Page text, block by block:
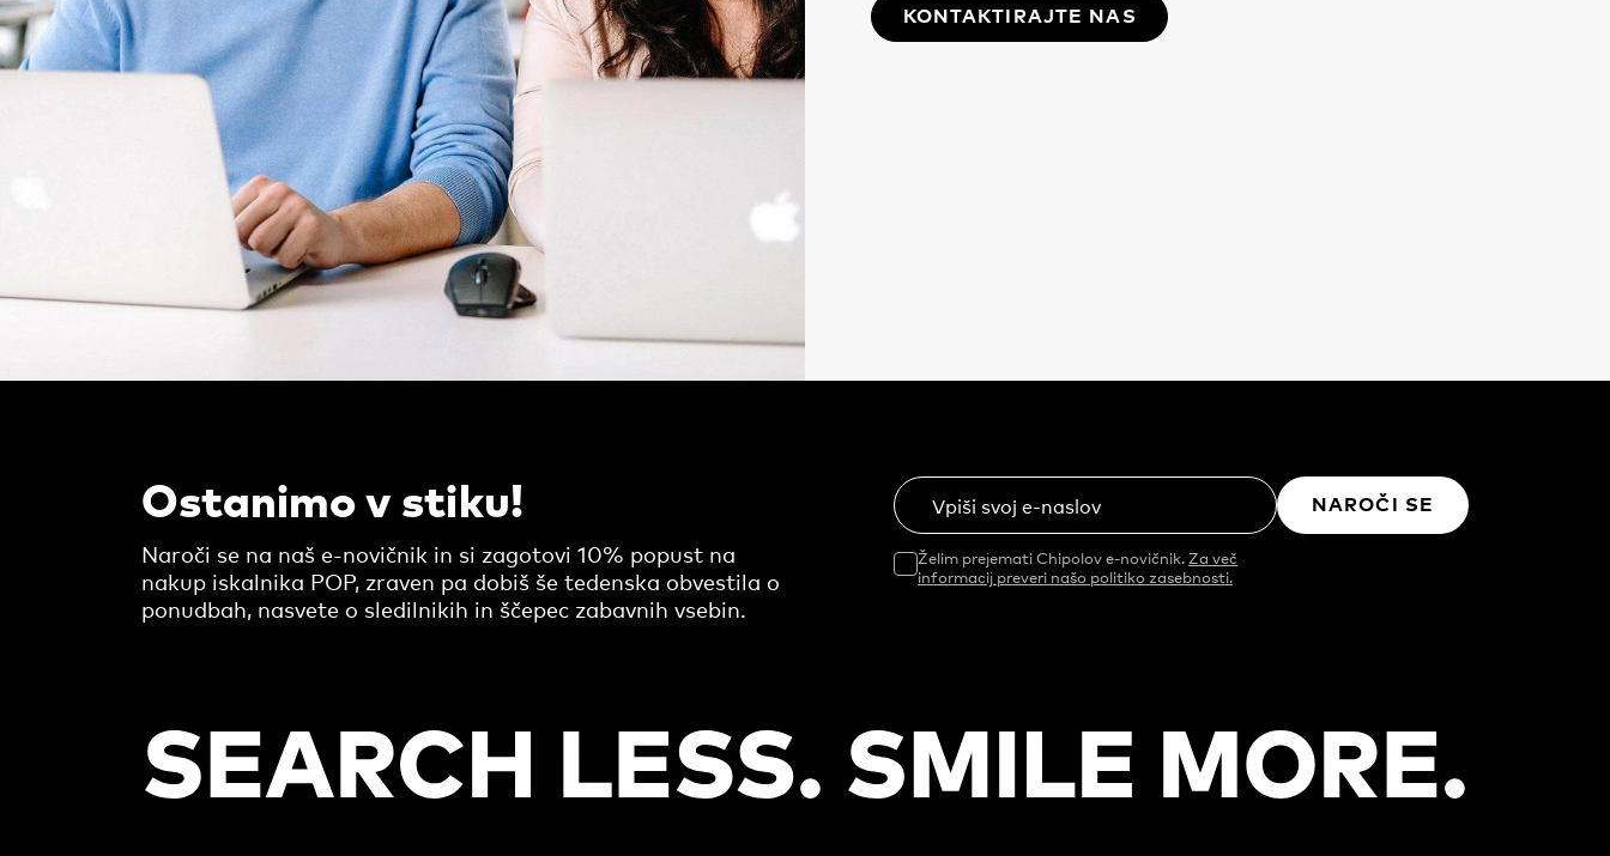
KONTAKTIRAJTE NAS
Ostanimo v stiku!
Naroči se na naš e-novičnik in si zagotovi 10% popust na
nakup iskalnika POP, zraven pa dobiš še tedenska obvestila o
ponudbah, nasvete o sledilnikih in ščepec zabavnih vsebin.
Vpiši svoj e-naslov NAROČI SE
Želim prejemati Chipolov e-novičnik.Za več
informacij preveri našo politiko zasebnosti.